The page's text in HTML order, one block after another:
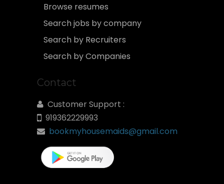
Browse resumes
Search jobs by company
Search by Recruiters
Search by Companies
Contact
Customer Support :
919362229993
bookmyhousemaids@gmail.com